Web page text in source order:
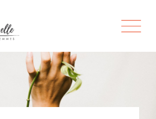
L’ORGANISME
SERVICES
ATELIERS & ACTIVITÉS